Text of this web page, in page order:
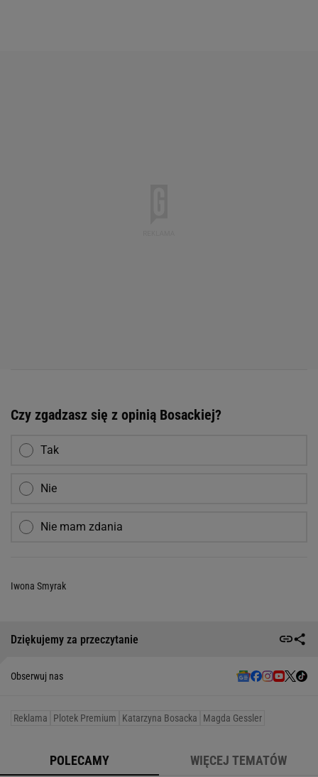
Czy zgadzasz się z opinią Bosackiej?
Tak
Nie
Nie mam zdania
Iwona Smyrak
Dziękujemy za przeczytanie
Obserwuj nas
Reklama Plotek Premium Katarzyna Bosacka Magda Gessler
POLECAMY WIĘCEJ TEMATÓW